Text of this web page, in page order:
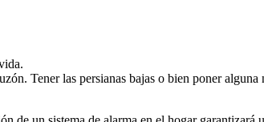
Tener las persianas bajas o bien poner